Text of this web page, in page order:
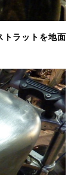
トラットを地面